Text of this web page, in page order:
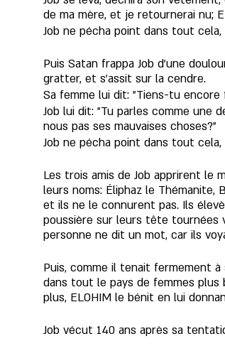
de ma mère, et je retournerai nu;
Job ne pécha point dans tout cela,
Puis Satan frappa Job d’une
gratter, et s’assit sur la cendre.
Sa femme lui dit: "Tiens-tu
Job lui dit: "Tu parles comme une
nous pas ses mauvaises choses?"
Job ne pécha point dans tout cela,
Les trois amis de Job apprirent le
leurs noms: Éliphaz le Thémanite,
et ils ne le connurent pas. Ils
poussière sur leurs tête tournées
personne ne dit un mot, car ils
Puis, comme il tenait fermement
dans tout le pays de femmes plus
plus, ELOHIM le bénit en lui
Job vécut 140 ans après sa